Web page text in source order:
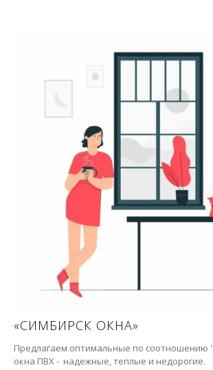
«СИМБИРСК ОКНА»
Предлагаем оптимальные по соотношению
окна ПВХ - надежные, теплые и недорогие.